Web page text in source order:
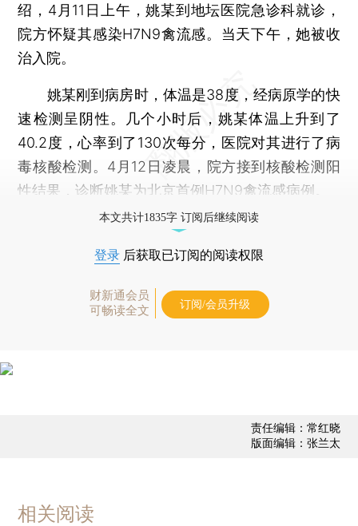
绍，4月11日上午，姚某到地坛医院急诊科就诊，
院方怀疑其感染H7N9禽流感。当天下午，她被收
治入院。
姚某刚到病房时，体温是38度，经病原学的快
速检测呈阴性。几个小时后，姚某体温上升到了
40.2度，心率到了130次每分，医院对其进行了病
毒核酸检测。4月12日凌晨，院方接到核酸检测阳
性结果，诊断姚某为北京首例H7N9禽流感病例。
本文共计1835字 订阅后继续阅读
登录 后获取已订阅的阅读权限
财新通会员
可畅读全文
订阅/会员升级
责任编辑：常红晓
版面编辑：张兰太
相关阅读